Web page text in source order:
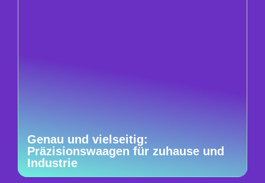
Genau und vielseitig:
Präzisionswaagen für zuhause und
Industrie